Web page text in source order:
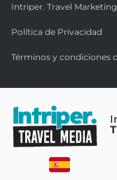
Intriper. Travel Marketing
Política de Privacidad
Términos y condiciones